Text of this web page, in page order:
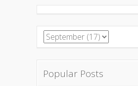
Popular Posts